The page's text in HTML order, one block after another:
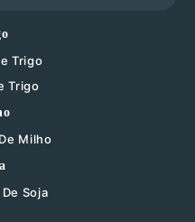
Trigo
Trigo
Milho
Soja